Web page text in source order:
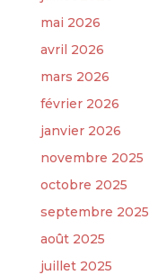
mai 2026
avril 2026
mars 2026
février 2026
janvier 2026
novembre 2025
octobre 2025
septembre 2025
août 2025
juillet 2025